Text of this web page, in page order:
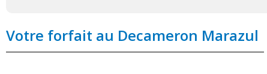
Votre forfait au Decameron Marazul